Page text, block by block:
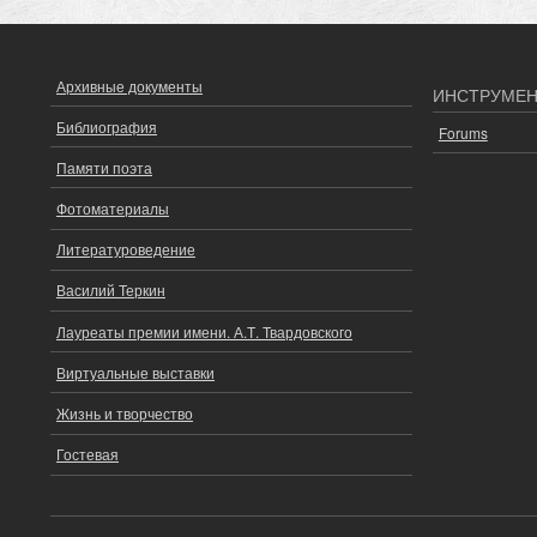
ОСНОВНОЕ
МЕНЮ
Архивные документы
Библиография
Памяти поэта
Фотоматериалы
Литературоведение
Василий Теркин
Лауреаты премии имени. А.Т. Твардовского
Виртуальные выставки
Жизнь и творчество
Гостевая
Forums